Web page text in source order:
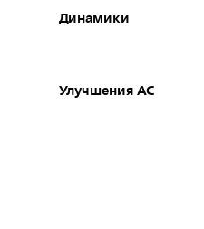
Динамики
Улучшения АС